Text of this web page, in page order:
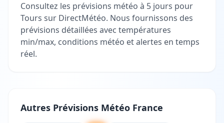
Consultez les prévisions météo à 5 jours pour
Tours sur DirectMétéo. Nous fournissons des
prévisions détaillées avec températures
min/max, conditions météo et alertes en temps
réel.
Autres Prévisions Météo France